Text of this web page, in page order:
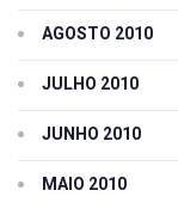
AGOSTO 2010
JULHO 2010
JUNHO 2010
MAIO 2010